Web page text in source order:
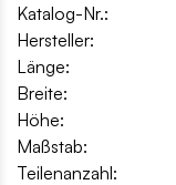
Katalog-Nr.:
Hersteller:
Länge:
Breite:
Höhe:
Maßstab:
Teilenanzahl: